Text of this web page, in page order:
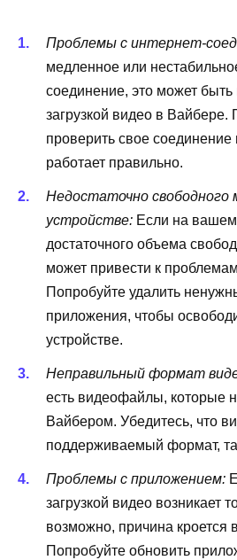
Проблемы с интернет-
медленное или
соединение, это может
загрузкой видео в Вайбере.
проверить свое соединение
работает правильно.
Недостаточно свободного
устройстве: Если на вашем
достаточного объема
может привести к
Попробуйте удалить
приложения, чтобы
устройстве.
Неправильный формат
есть видеофайлы, которые
Вайбером. Убедитесь, что
поддерживаемый формат,
Проблемы с приложением:
загрузкой видео возникает
возможно, причина кроется
Попробуйте обновить